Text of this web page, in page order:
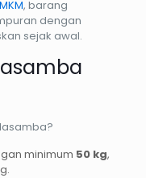
, barang
dengan
sejak awal.
minimum 50 kg,